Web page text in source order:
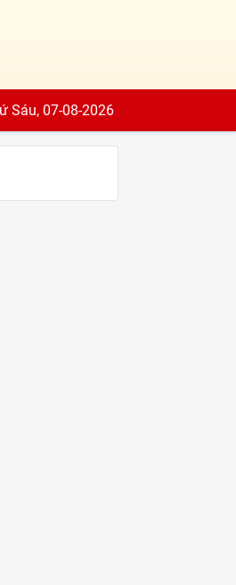
Sáu, 07-08-2026